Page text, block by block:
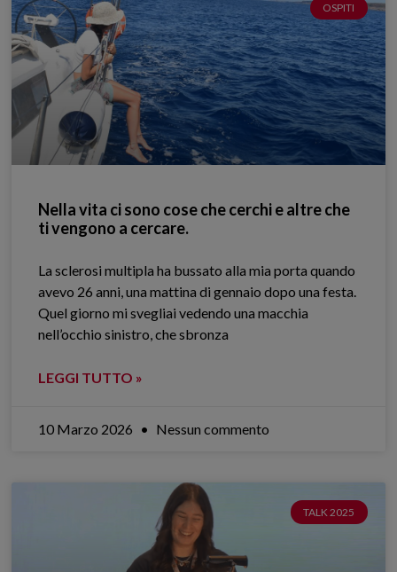
OSPITI
Nella vita ci sono cose che cerchi e altre che
ti vengono a cercare.
La sclerosi multipla ha bussato alla mia porta quando
avevo 26 anni, una mattina di gennaio dopo una festa.
Quel giorno mi svegliai vedendo una macchia
nell’occhio sinistro, che sbronza
LEGGI TUTTO »
10 Marzo 2026 Nessun commento
TALK 2025